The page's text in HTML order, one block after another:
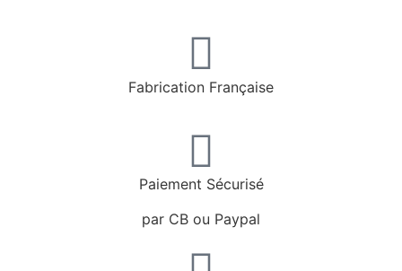
Fabrication Française
Paiement Sécurisé
par CB ou Paypal